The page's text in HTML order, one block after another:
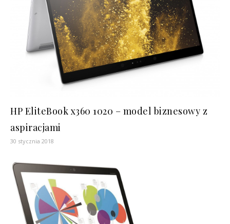
HP EliteBook x360 1020 – model biznesowy z
aspiracjami
30 stycznia 2018